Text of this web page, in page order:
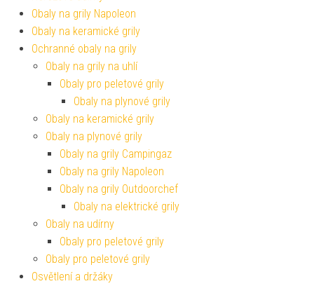
Obaly na grily Napoleon
Obaly na keramické grily
Ochranné obaly na grily
Obaly na grily na uhlí
Obaly pro peletové grily
Obaly na plynové grily
Obaly na keramické grily
Obaly na plynové grily
Obaly na grily Campingaz
Obaly na grily Napoleon
Obaly na grily Outdoorchef
Obaly na elektrické grily
Obaly na udírny
Obaly pro peletové grily
Obaly pro peletové grily
Osvětlení a držáky